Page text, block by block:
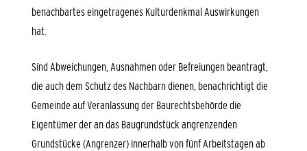
benachbartes eingetragenes Kulturdenkmal Auswirkungen
hat.
Sind Abweichungen, Ausnahmen oder Befreiungen beantragt,
die auch dem Schutz des Nachbarn dienen, benachrichtigt die
Gemeinde auf Veranlassung der Baurechtsbehörde die
Eigentümer der an das Baugrundstück angrenzenden
Grundstücke (Angrenzer) innerhalb von fünf Arbeitstagen ab